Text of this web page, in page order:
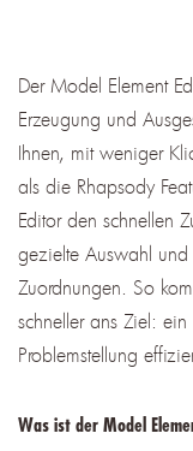
Der Model Element
Erzeugung und
Ihnen, mit weniger
als die Rhapsody
Editor den schnellen
gezielte Auswahl
Zuordnungen. So
schneller ans Ziel:
Problemstellung
Was ist der Model